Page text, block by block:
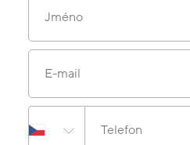
Jméno
E-mail
Telefon